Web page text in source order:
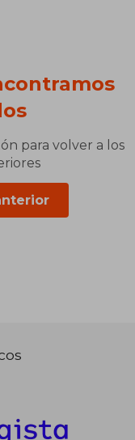
para volver a los